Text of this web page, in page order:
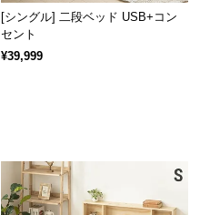
[シングル] 二段ベッド USB+コン
セント
¥39,999